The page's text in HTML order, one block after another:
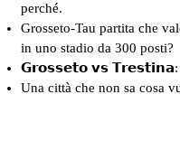
perché.
Grosseto-Tau partita che
in uno stadio da 300 posti?
𝗚𝗿𝗼𝘀𝘀𝗲𝘁𝗼 𝘃𝘀
Una città che non sa cosa